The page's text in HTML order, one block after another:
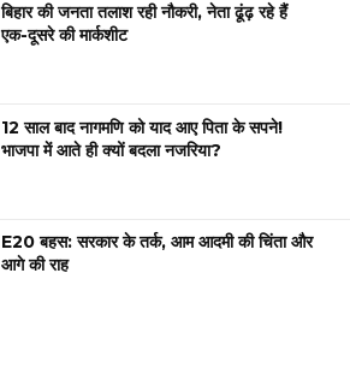
बिहार की जनता तलाश रही नौकरी, नेता ढूंढ़ रहे हैं
एक-दूसरे की मार्कशीट
12 साल बाद नागमणि को याद आए पिता के सपने!
भाजपा में आते ही क्यों बदला नजरिया?
E20 बहस: सरकार के तर्क, आम आदमी की चिंता और
आगे की राह